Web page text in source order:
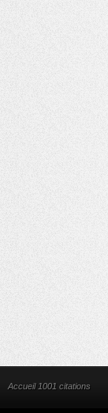
Accueil 1001 citations